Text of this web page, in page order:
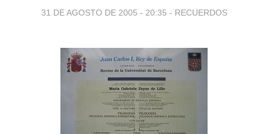
31 DE AGOSTO DE 2005 - 20:35 - RECUERDOS